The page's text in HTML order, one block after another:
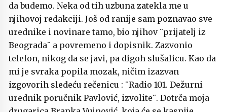
da budemo. Neka od tih uzbuna zatekla me u
njihovoj redakciji. Još od ranije sam poznavao sve
urednike i novinare tamo, bio njihov ¨prijatelj iz
Beograda¨ a povremeno i dopisnik. Zazvonio
telefon, nikog da se javi, pa digoh slušalicu. Kao da
mi je svraka popila mozak, ničim izazvan
izgovorih sledeću rečenicu : ¨Radio 101. Dežurni
urednik poručnik Pavlović, izvolite¨. Dotrča moja